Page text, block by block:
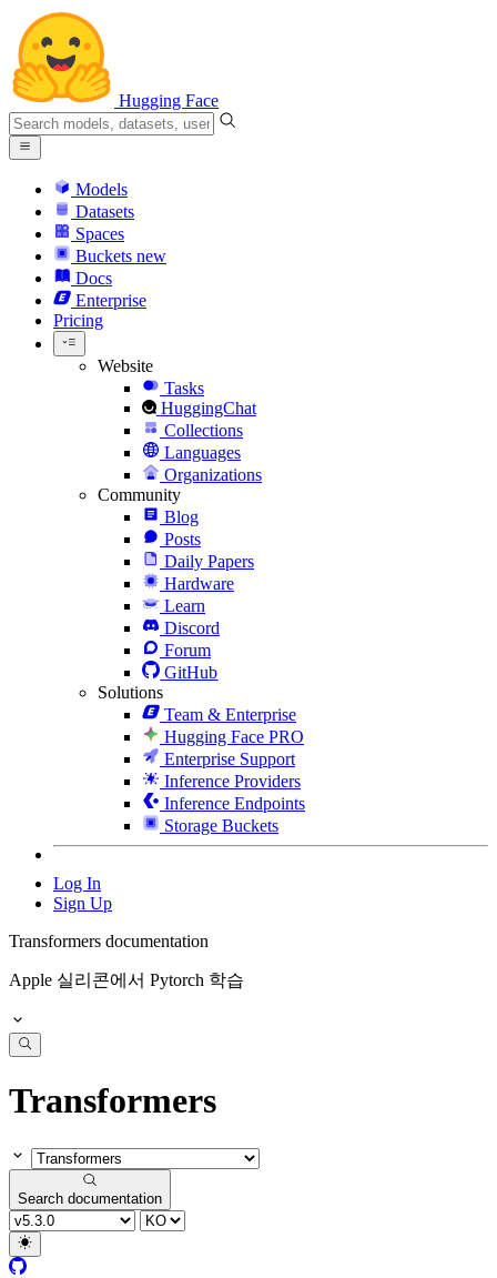
Hugging Face
Models
Datasets
Spaces
Buckets new
Docs
Enterprise
Pricing
Website
Tasks
HuggingChat
Collections
Languages
Organizations
Community
Blog
Posts
Daily Papers
Hardware
Learn
Discord
Forum
GitHub
Solutions
Team & Enterprise
Hugging Face PRO
Enterprise Support
Inference Providers
Inference Endpoints
Storage Buckets
Log In
Sign Up
Transformers documentation
Apple 실리콘에서 Pytorch 학습
Transformers
Search documentation